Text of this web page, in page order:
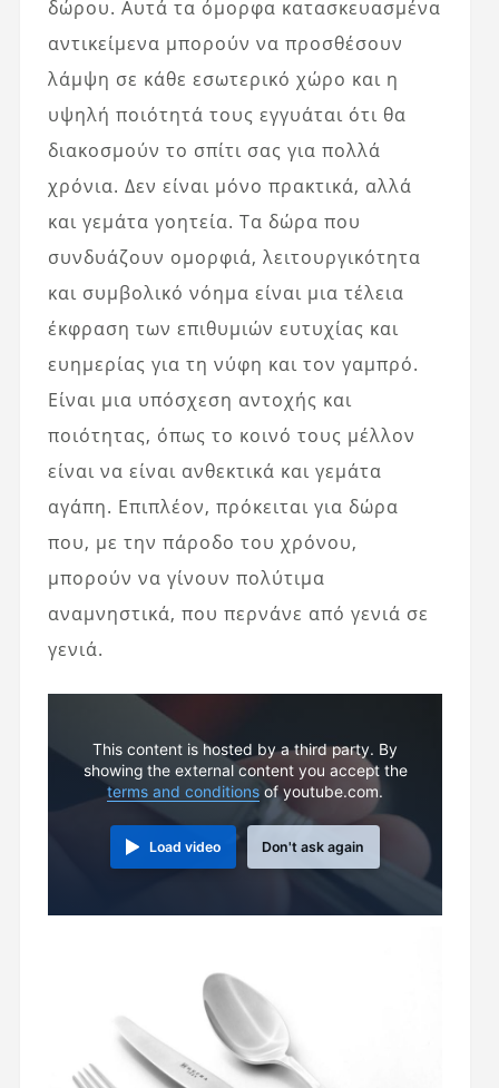
δώρου. Αυτά τα όμορφα κατασκευασμένα
αντικείμενα μπορούν να προσθέσουν
λάμψη σε κάθε εσωτερικό χώρο και η
υψηλή ποιότητά τους εγγυάται ότι θα
διακοσμούν το σπίτι σας για πολλά
χρόνια. Δεν είναι μόνο πρακτικά, αλλά
και γεμάτα γοητεία. Τα δώρα που
συνδυάζουν ομορφιά, λειτουργικότητα
και συμβολικό νόημα είναι μια τέλεια
έκφραση των επιθυμιών ευτυχίας και
ευημερίας για τη νύφη και τον γαμπρό.
Είναι μια υπόσχεση αντοχής και
ποιότητας, όπως το κοινό τους μέλλον
είναι να είναι ανθεκτικά και γεμάτα
αγάπη. Επιπλέον, πρόκειται για δώρα
που, με την πάροδο του χρόνου,
μπορούν να γίνουν πολύτιμα
αναμνηστικά, που περνάνε από γενιά σε
γενιά.
This content is hosted by a third party. By
showing the external content you accept the
terms and conditions of youtube.com.
Load video Don't ask again